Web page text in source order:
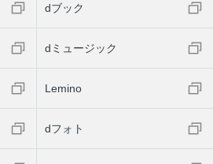
dブック
dミュージック
Lemino
dフォト